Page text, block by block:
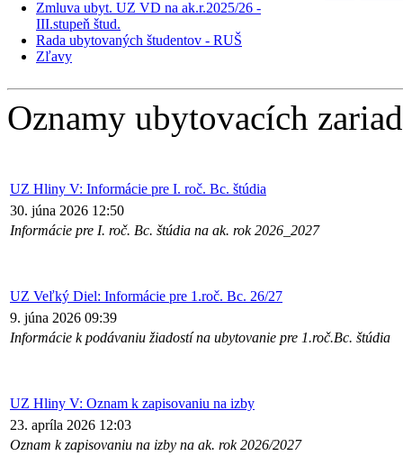
Zmluva ubyt. UZ VD na ak.r.2025/26 -
III.stupeň štud.
Rada ubytovaných študentov - RUŠ
Zľavy
Oznamy ubytovacích
UZ Hliny V: Informácie pre I. roč. Bc. štúdia
30. júna 2026 12:50
Informácie pre I. roč. Bc. štúdia na ak. rok 2026_2027
UZ Veľký Diel: Informácie pre 1.roč. Bc. 26/27
9. júna 2026 09:39
Informácie k podávaniu žiadostí na ubytovanie pre 1.roč.Bc. štúdia
UZ Hliny V: Oznam k zapisovaniu na izby
23. apríla 2026 12:03
Oznam k zapisovaniu na izby na ak. rok 2026/2027